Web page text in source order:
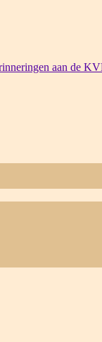
aan de